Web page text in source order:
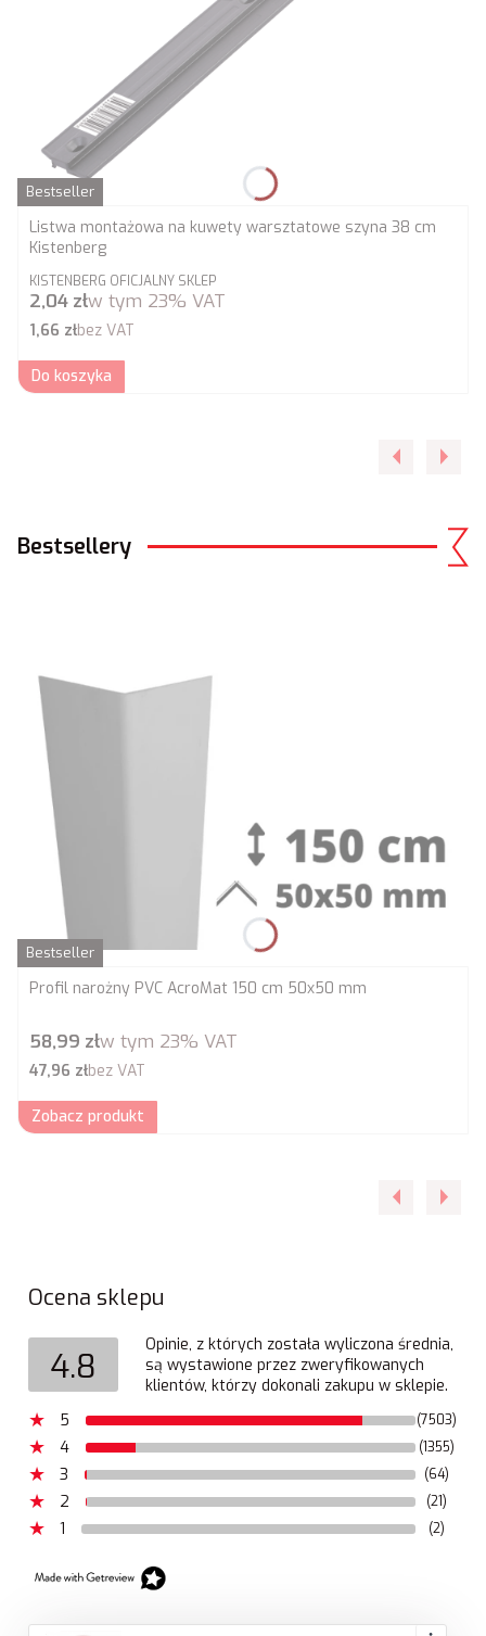
Bestseller
Listwa montażowa na kuwety warsztatowe szyna 38 cm
Kistenberg
PRODUCENT
KISTENBERG OFICJALNY SKLEP
Cena brutto
2,04 złw tym 23% VAT
Cena netto
1,66 złbez VAT
Do koszyka
Bestsellery
Bestseller
Profil narożny PVC AcroMat 150 cm 50x50 mm
Cena brutto
58,99 złw tym 23% VAT
Cena netto
47,96 złbez VAT
Zobacz produkt
Ocena sklepu
4.8
Opinie, z których została wyliczona średnia,
są wystawione przez zweryfikowanych
klientów, którzy dokonali zakupu w sklepie.
5
(7503)
4 (1355)
3 (64)
2 (21)
1 (2)